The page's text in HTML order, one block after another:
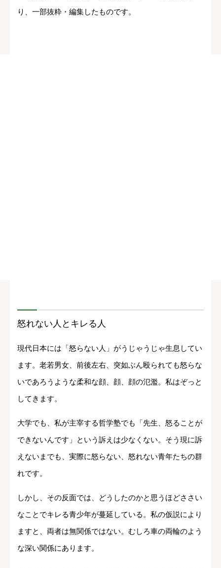
り、一部抜粋・編集したものです。
怒れない人とキレる人
現代日本には「怒らない人」がうじゃうじゃ生息してい
ます。老若男女、前後左右、突如ぶん殴られても怒らな
いであろうような柔和な顔、顔、顔の氾濫。私はぞっと
してきます。
大学でも、私が主宰する哲学塾でも「先生、怒ることが
できないんです」という訴えは少なくない。そう現に訴
えないまでも、実際に怒らない、怒れない青年たちの群
れです。
しかし、その反面では、どうしたのかと思うほどささい
なことでキレる青少年が蔓延している。私の仮説により
ますと、両者は無関係ではない。むしろ車の両輪のよう
な深い関係にあります。